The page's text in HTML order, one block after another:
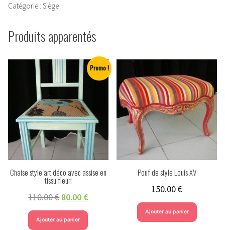
à
oranges
Catégorie : Siège
Produits apparentés
Promo !
Chaise style art déco avec assise en
tissu fleuri
110.00€ 80.00 €
Ajouter au panier
Pouf de style Louis XV
150.00€
Ajouter au panier